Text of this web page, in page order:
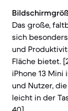
Das große,
sich
und
Fläche bietet.
iPhone 13
und Nutzer,
leicht in der